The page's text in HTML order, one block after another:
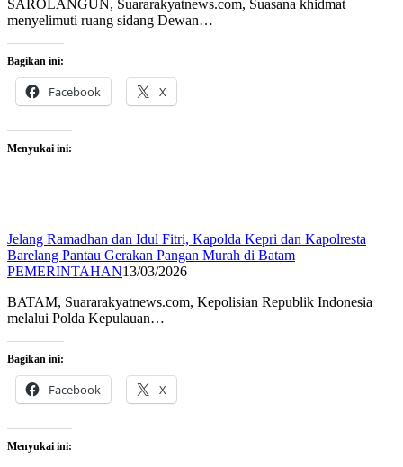
SAROLANGUN, Suararakyatnews.com, Suasana khidmat
menyelimuti ruang sidang Dewan…
Bagikan ini:
Facebook X
Menyukai ini:
Jelang Ramadhan dan Idul Fitri, Kapolda Kepri dan Kapolresta
Barelang Pantau Gerakan Pangan Murah di Batam
PEMERINTAHAN13/03/2026
BATAM, Suararakyatnews.com, Kepolisian Republik Indonesia
melalui Polda Kepulauan…
Bagikan ini:
Facebook X
Menyukai ini: